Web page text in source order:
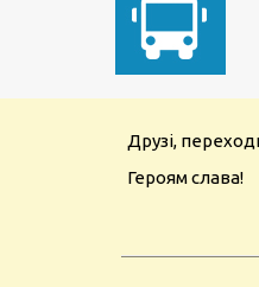
Друзі,
Героям слава!